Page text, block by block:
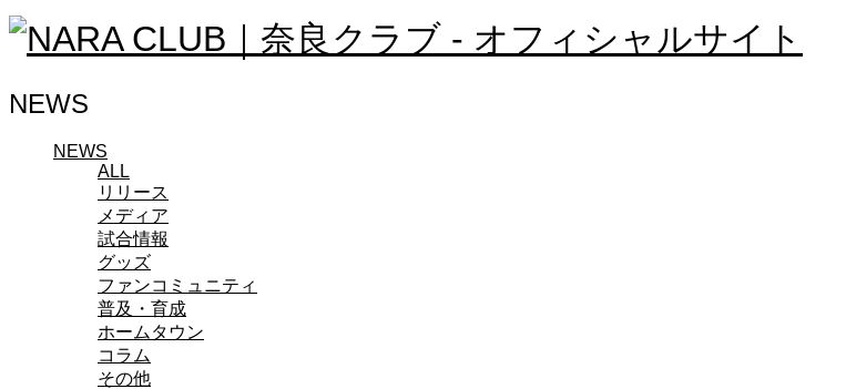
コラム
その他
ソシオス
バモス
チアダンススクール
ボランティアチーム「volundeer」
ビクトリーロード
HOMEGAME
観戦ルール＆マナー
ホームゲーム運営管理規定
Jリーグ運営管理規定
写真・動画使用ガイドライン
ロートフィールド奈良
NEWS
NEWS
ALL
リリース
メディア
試合情報
グッズ
ファンコミュニティ
普及・育成
ホームタウン
コラム
その他